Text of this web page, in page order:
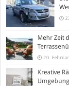
Mehr Zeit
20.
Kreative